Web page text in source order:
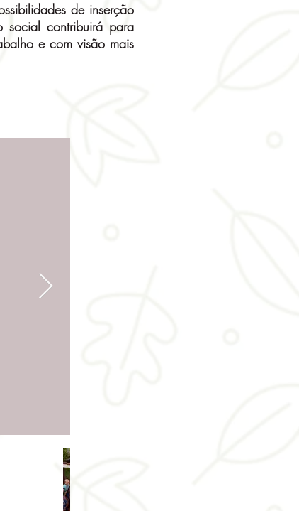
de inserção
contribuirá para
e com visão mais